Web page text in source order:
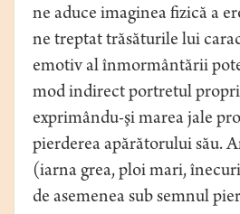
ne aduce imaginea fizică a
ne treptat trăsăturile lui
emotiv al înmormântării
mod indirect portretul
exprimându-şi marea jale
pierderea apărătorului său.
(iarna grea, ploi mari,
de asemenea sub semnul